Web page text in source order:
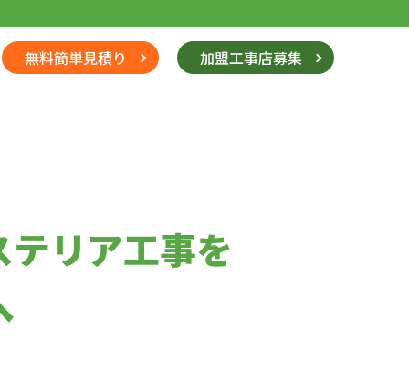
無料簡単見積り 加盟工事店募集
リア工事を